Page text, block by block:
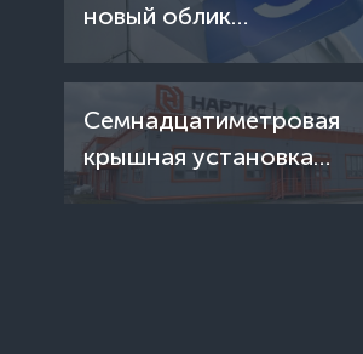
новый облик
российской системы
здравоохранения
Семнадцатиметровая
крышная установка
нашего производства